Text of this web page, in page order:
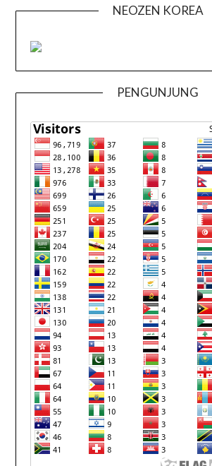
NEOZEN KOREA
PENGUNJUNG